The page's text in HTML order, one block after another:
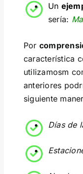
Un
sería:
Por
característica
utilizamosm
anteriores
siguiente
Días de